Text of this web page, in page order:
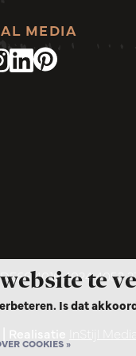
MEDIA
4016 4024 4052
Realisatie
te
Is dat
COOKIES »